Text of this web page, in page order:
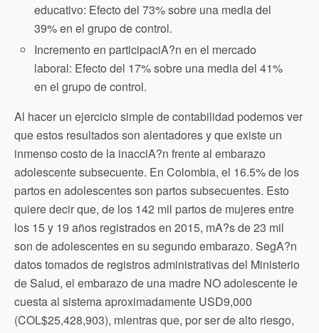
educativo: Efecto del 73% sobre una media del
39% en el grupo de control.
Incremento en participaciA?n en el mercado
laboral: Efecto del 17% sobre una media del 41%
en el grupo de control.
Al hacer un ejercicio simple de contabilidad podemos ver
que estos resultados son alentadores y que existe un
inmenso costo de la inacciA?n frente al embarazo
adolescente subsecuente. En Colombia, el 16.5% de los
partos en adolescentes son partos subsecuentes. Esto
quiere decir que, de los 142 mil partos de mujeres entre
los 15 y 19 años registrados en 2015, mA?s de 23 mil
son de adolescentes en su segundo embarazo. SegA?n
datos tomados de registros administrativas del Ministerio
de Salud, el embarazo de una madre NO adolescente le
cuesta al sistema aproximadamente USD9,000
(COL$25,428,903), mientras que, por ser de alto riesgo,